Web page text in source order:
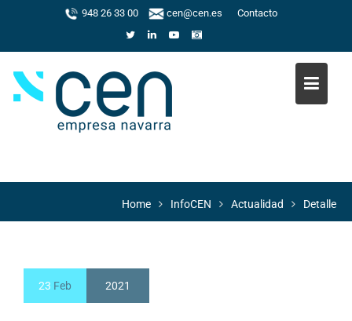
948 26 33 00 cen@cen.es Contacto
Home InfoCEN Actualidad Detalle
23 Feb 2021